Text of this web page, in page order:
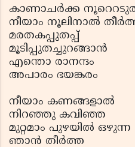
കാണാചര്‍ക്ക
നീയാം നൂലിനാല്‍
മരതകപ്പുതപ്പ്
മൂടിപ്പുതച്ചുറങ്ങാന്‍
എന്തൊ രാനന്ദം
അപാരം ഭയങ്കരം
നീയാം കണങ്ങളാല്‍
നിറഞ്ഞു കവിഞ്ഞ
മുറ്റമാം പുഴയില്‍ ഒഴുന്ന
ഞാന്‍ തീര്‍ത്ത